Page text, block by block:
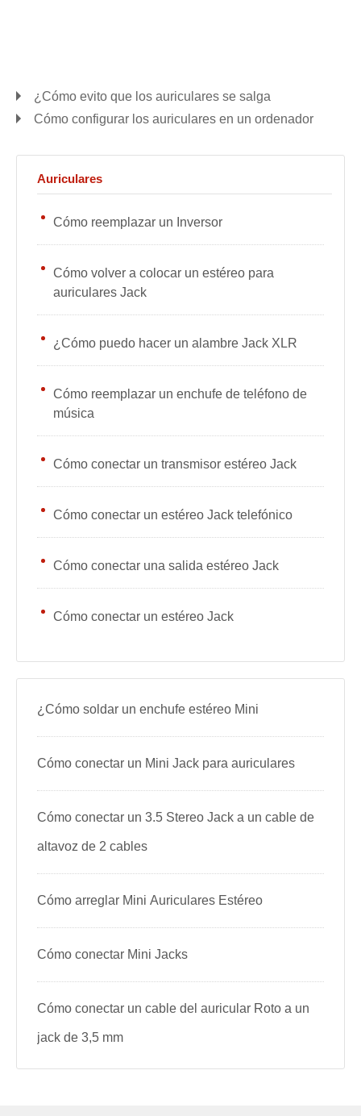
¿Cómo evito que los auriculares se salga
Cómo configurar los auriculares en un ordenador
Auriculares
Cómo reemplazar un Inversor
Cómo volver a colocar un estéreo para
auriculares Jack
¿Cómo puedo hacer un alambre Jack XLR
Cómo reemplazar un enchufe de teléfono de
música
Cómo conectar un transmisor estéreo Jack
Cómo conectar un estéreo Jack telefónico
Cómo conectar una salida estéreo Jack
Cómo conectar un estéreo Jack
¿Cómo soldar un enchufe estéreo Mini
Cómo conectar un Mini Jack para auriculares
Cómo conectar un 3.5 Stereo Jack a un cable de
altavoz de 2 cables
Cómo arreglar Mini Auriculares Estéreo
Cómo conectar Mini Jacks
Cómo conectar un cable del auricular Roto a un
jack de 3,5 mm